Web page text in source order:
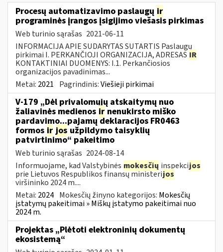
Procesų automatizavimo paslaugų ir
programinės įrangos įsigijimo viešasis pirkimas
Web turinio sąrašas 2021-06-11
INFORMACIJA APIE SUDARYTAS SUTARTIS Paslaugų
pirkimai I. PERKANČIOJI ORGANIZACIJA, ADRESAS IR
KONTAKTINIAI DUOMENYS: I.1. Perkančiosios
organizacijos pavadinimas...
Metai: 2021 Pagrindinis:Viešieji pirkimai
V-179 „Dėl privalomųjų atskaitymų nuo
žaliavinės medienos ir nenukirsto miško
pardavimo...pajamų deklaracijos FR0463
formos ir jos užpildymo taisyklių
patvirtinimo“ pakeitimo
Web turinio sąrašas 2024-08-14
Informuojame, kad Valstybinės mokesčių inspekcijos
prie Lietuvos Respublikos finansų ministerijos
viršininko 2024 m....
Metai: 2024 Mokesčių žinyno kategorijos: Mokesčių
įstatymų pakeitimai » Miškų įstatymo pakeitimai nuo
2024 m.
Projektas „Plėtoti elektroninių dokumentų
ekosistemą“